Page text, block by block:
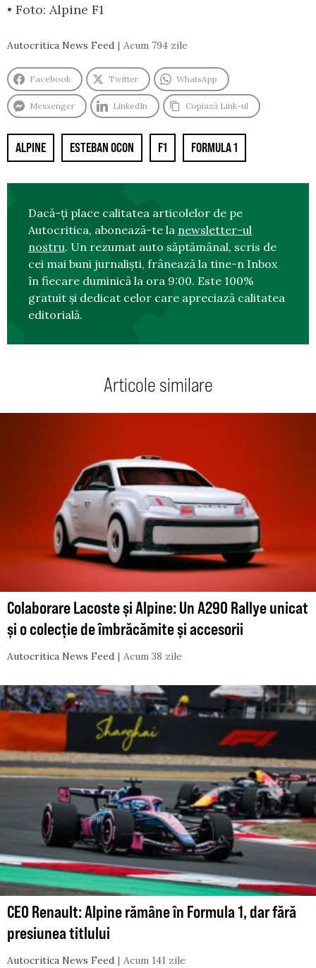
• Foto: Alpine F1
Autocritica News Feed Acum 794 zile
Facebook Twitter WhatsApp
Messenger LinkedIn Copiază Link-ul
ALPINE ESTEBAN OCON F1 FORMULA 1
Dacă-ți place calitatea articolelor de pe
Autocritica, abonează-te la newsletter-ul
nostru. Un rezumat auto săptămânal, scris de
cei mai buni jurnaliști, frânează la tine-n Inbox
în fiecare duminică la ora 9:00. Este 100%
gratuit și dedicat celor care apreciază calitatea
editorială.
Articole similare
Colaborare Lacoste și Alpine: Un A290 Rallye unicat
și o colecție de îmbrăcămite și accesorii
Autocritica News Feed Acum 38 zile
CEO Renault: Alpine rămâne în Formula 1, dar fără
presiunea titlului
Autocritica News Feed Acum 141 zile